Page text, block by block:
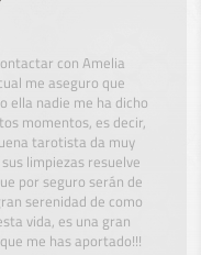
con Amelia
me aseguro que
ella nadie me ha dicho
momentos, es decir,
tarotista da muy
limpiezas resuelve
por seguro serán de
serenidad de como
vida, es una gran
me has aportado!!!